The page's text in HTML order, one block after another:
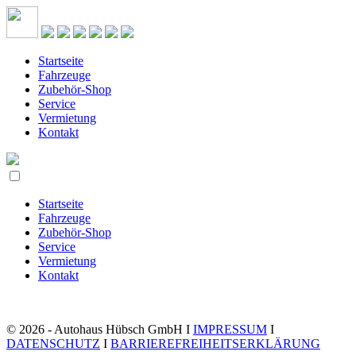
Startseite
Fahrzeuge
Zubehör-Shop
Service
Vermietung
Kontakt
Startseite
Fahrzeuge
Zubehör-Shop
Service
Vermietung
Kontakt
© 2026 - Autohaus Hübsch GmbH I IMPRESSUM I
DATENSCHUTZ I BARRIEREFREIHEITSERKLÄRUNG